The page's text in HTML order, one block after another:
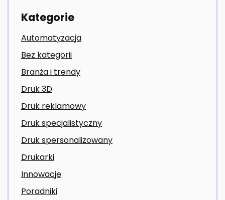
Kategorie
Automatyzacja
Bez kategorii
Branża i trendy
Druk 3D
Druk reklamowy
Druk specjalistyczny
Druk spersonalizowany
Drukarki
Innowacje
Poradniki